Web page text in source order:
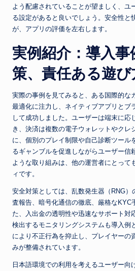
よう配慮されていることが望ましく、ユ
る設定があると良いでしょう。安全性と
が、アプリの評価を左右します。
実例紹介：導入
策、責任ある遊び
実際の事例を見てみると、ある国際的な
最適化に注力し、ネイティブアプリとブ
して成功しました。ユーザーは端末に応
き、決済は複数の電子ウォレットやクレ
に、個別のプレイ制限や自己診断ツール
るギャンブルを促進しながらユーザー信
ような取り組みは、他の運営者にとって
ィです。
安全対策としては、乱数発生器（RNG）
査報告、暗号化通信の徹底、厳格なKYC
た、入出金の透明性や迅速なサポート対
検出するモニタリングシステムも導入例
により不正行為を抑止し、プレイヤーの
みが整備されています。
日本語環境での利用を考えるユーザー向